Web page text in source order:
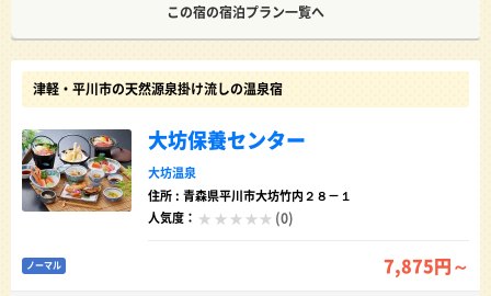
この宿の宿泊プラン一覧へ
津軽・平川市の天然源泉掛け流しの温泉宿
大坊保養センター
大坊温泉
住所 : 青森県平川市大坊竹内２８－１
人気度：
(0)
ノーマル 7,875円～